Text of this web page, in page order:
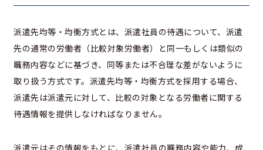
派遣先均等・均衡方式とは、派遣社員の待遇について、派遣
先の通常の労働者（比較対象労働者）と同一もしくは類似の
職務内容などに基づき、同等または不合理な差がないように
取り扱う方式です。派遣先均等・均衡方式を採用する場合、
派遣先は派遣元に対して、比較の対象となる労働者に関する
待遇情報を提供しなければなりません。
派遣元はその情報をもとに、派遣社員の職務内容や能力、成